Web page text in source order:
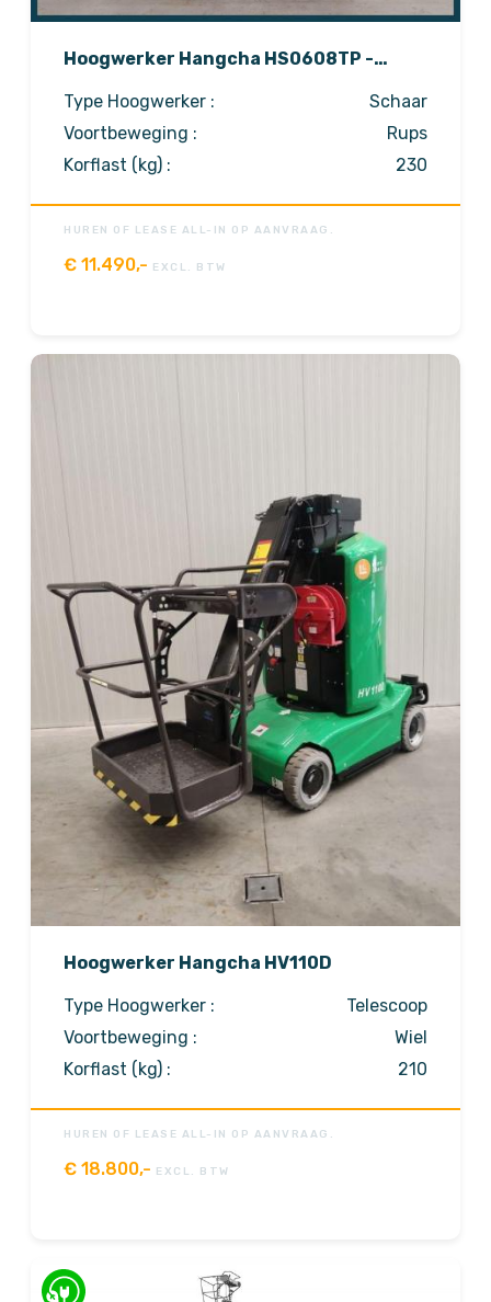
Hoogwerker Hangcha HS0608TP -
Lithium - Laag eigen gewicht!
Type Hoogwerker :
Schaar
Voortbeweging :
Rups
Korflast (kg) :
230
HUREN OF LEASE ALL-IN OP AANVRAAG.
€ 11.490,- EXCL. BTW
Hoogwerker Hangcha HV110D
Type Hoogwerker :
Telescoop
Voortbeweging :
Wiel
Korflast (kg) :
210
HUREN OF LEASE ALL-IN OP AANVRAAG.
€ 18.800,- EXCL. BTW